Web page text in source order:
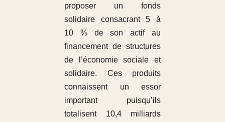
proposer un fonds
solidaire consacrant 5 à
10 % de son actif au
financement de structures
de l’économie sociale et
solidaire. Ces produits
connaissent un essor
important puisqu’ils
totalisent 10,4 milliards